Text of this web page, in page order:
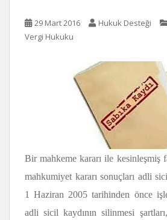
29 Mart 2016 Hukuk Desteği
Vergi Hukuku
Bir mahkeme kararı ile kesinleşmiş
mahkumiyet kararı sonuçları adli
1 Haziran 2005 tarihinden önce
adli sicil kaydının silinmesi